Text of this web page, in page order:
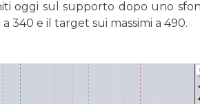
oggi sul supporto dopo uno
340 e il target sui massimi a 490.